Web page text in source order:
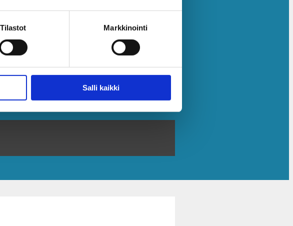
Tilastot Markkinointi
Salli kaikki